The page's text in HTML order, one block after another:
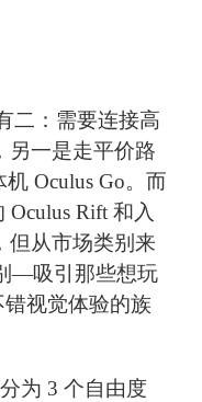
二：需要连接高
另一是走平价路
Oculus Go。而
Oculus Rift 和入
但从市场类别来
—吸引那些想玩
视觉体验的族
为 3 个自由度